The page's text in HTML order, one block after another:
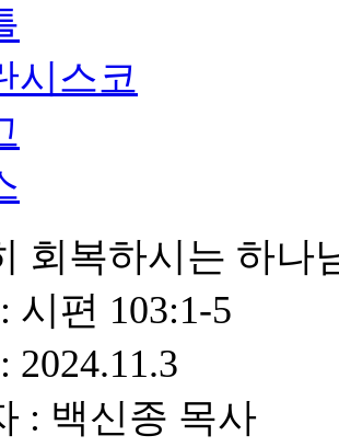
시스코
회복하시는 하나
시편 103:1-5
2024.11.3
: 백신종 목사